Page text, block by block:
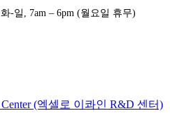
화-일, 7am – 6pm (월요일 휴무)